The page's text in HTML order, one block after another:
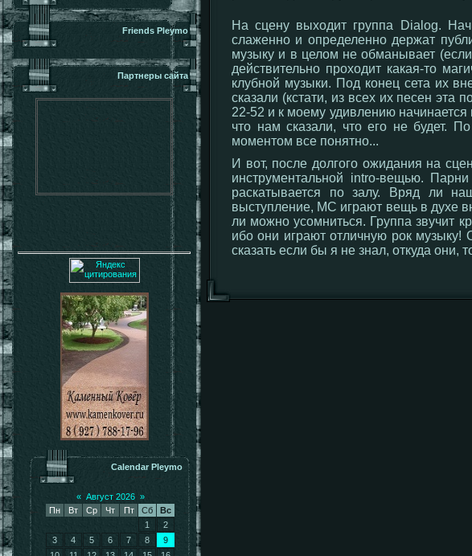
Friends Pleymo
Партнеры сайта
Calendar Pleymo
« Август 2026 »
Пн
Вт Ср Чт Пт Сб
Вс
1
2
3
4 5 6 7 8
9
На сцену выходит группа Dialog.
слаженно и определенно держат
музыку и в целом не обманывает
действительно проходит какая-то
клубной музыки. Под конец сета их
сказали (кстати, из всех их песен эта
22-52 и к моему удивлению начинается
что нам сказали, что его не будет.
моментом все понятно...
И вот, после долгого ожидания на
инструментальной intro-вещью.
раскатывается по залу. Вряд ли
выступление, MC играют вещь в духе
ли можно усомниться. Группа звучит
ибо они играют отличную рок музыку!
сказать если бы я не знал, откуда